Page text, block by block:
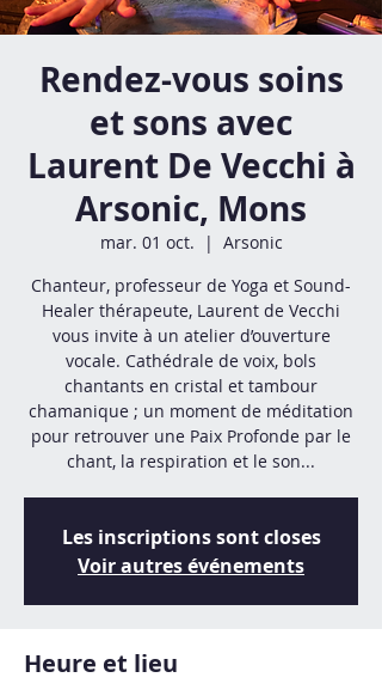
Rendez-vous soins
et sons avec
Laurent De Vecchi à
Arsonic, Mons
mar. 01 oct.
  |
Arsonic
Chanteur, professeur de Yoga et Sound-
Healer thérapeute, Laurent de Vecchi
vous invite à un atelier d’ouverture
vocale. Cathédrale de voix, bols
chantants en cristal et tambour
chamanique ; un moment de méditation
pour retrouver une Paix Profonde par le
chant, la respiration et le son...
Les inscriptions sont closes
Voir autres événements
Heure et lieu